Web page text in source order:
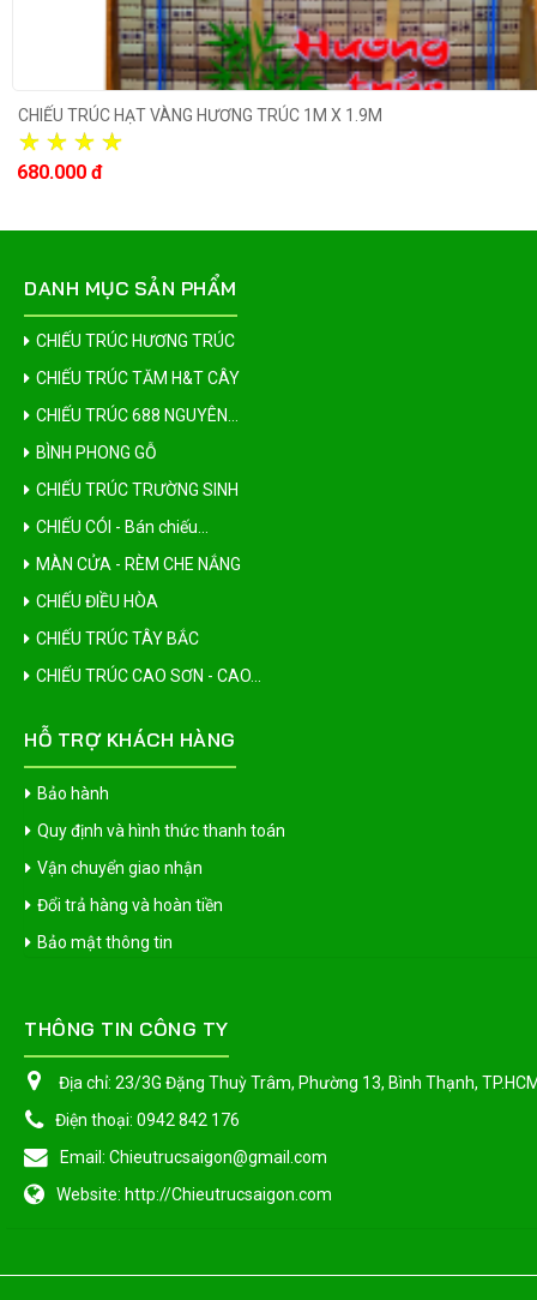
CHIẾU TRÚC HẠT VÀNG HƯƠNG TRÚC 1M X 1.9M
680.000 đ
DANH MỤC SẢN PHẨM
CHIẾU TRÚC HƯƠNG TRÚC
CHIẾU TRÚC TĂM H&T CÂY
CHIẾU TRÚC 688 NGUYÊN...
BÌNH PHONG GỖ
CHIẾU TRÚC TRƯỜNG SINH
CHIẾU CÓI - Bán chiếu...
MÀN CỬA - RÈM CHE NẮNG
CHIẾU ĐIỀU HÒA
CHIẾU TRÚC TÂY BẮC
CHIẾU TRÚC CAO SƠN - CAO...
HỖ TRỢ KHÁCH HÀNG
Bảo hành
Quy định và hình thức thanh toán
Vận chuyển giao nhận
Đổi trả hàng và hoàn tiền
Bảo mật thông tin
THÔNG TIN CÔNG TY
Địa chỉ: 23/3G Đặng Thuỳ Trâm, Phường 13, Bình Thạnh,
Điện thoại: 0942 842 176
Email: Chieutrucsaigon@gmail.com
Website: http://Chieutrucsaigon.com